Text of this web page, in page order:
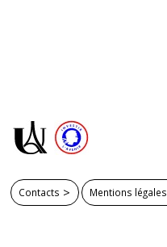
Contacts Mentions légales